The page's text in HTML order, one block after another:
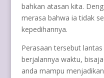
bahkan atasan kita.
merasa bahwa ia tidak
kepedihannya.
Perasaan tersebut
berjalannya waktu,
anda mampu